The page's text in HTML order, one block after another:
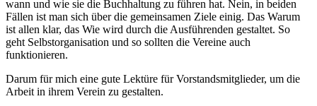
wann und wie sie die Buchhaltung zu führen hat. Nein, in beiden
Fällen ist man sich über die gemeinsamen Ziele einig. Das Warum
ist allen klar, das Wie wird durch die Ausführenden gestaltet. So
geht Selbstorganisation und so sollten die Vereine auch
funktionieren.
Darum für mich eine gute Lektüre für Vorstandsmitglieder, um die
Arbeit in ihrem Verein zu gestalten.